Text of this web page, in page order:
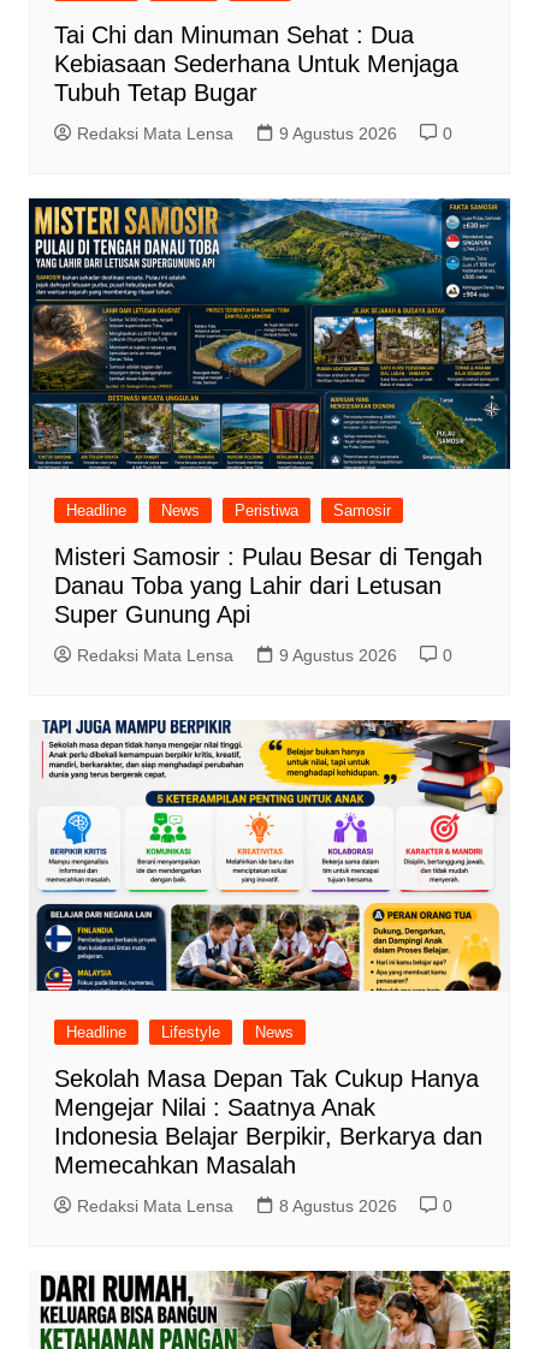
Tai Chi dan Minuman Sehat : Dua
Kebiasaan Sederhana Untuk Menjaga
Tubuh Tetap Bugar
Redaksi Mata Lensa 9 Agustus 2026 0
Headline News Peristiwa Samosir
Misteri Samosir : Pulau Besar di Tengah
Danau Toba yang Lahir dari Letusan
Super Gunung Api
Redaksi Mata Lensa 9 Agustus 2026 0
Headline Lifestyle News
Sekolah Masa Depan Tak Cukup Hanya
Mengejar Nilai : Saatnya Anak
Indonesia Belajar Berpikir, Berkarya dan
Memecahkan Masalah
Redaksi Mata Lensa 8 Agustus 2026 0